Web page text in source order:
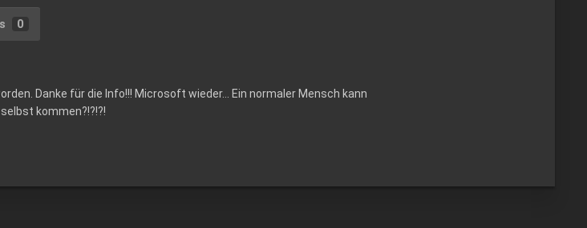
0
Danke für die Info!!! Microsoft wieder… Ein normaler Mensch kann
kommen?!?!?!